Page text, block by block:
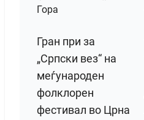
Гран при за
„Српски вез“ на
меѓународен
фолклорен
фестивал во Црна